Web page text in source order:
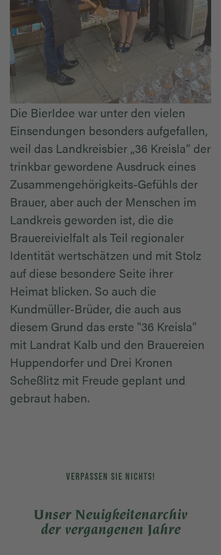
Die BierIdee war unter den vielen
Einsendungen besonders aufgefallen,
weil das Landkreisbier „36 Kreisla“ der
trinkbar gewordene Ausdruck eines
Zusammengehörigkeits-Gefühls der
Brauer, aber auch der Menschen im
Landkreis geworden ist, die die
Brauereivielfalt als Teil regionaler
Identität wertschätzen und mit Stolz
auf diese besondere Seite ihrer
Heimat blicken. So auch die
Kundmüller-Brüder, die auch aus
diesem Grund das erste "36 Kreisla"
mit Landrat Kalb und den Brauereien
Huppendorfer und Drei Kronen
Scheßlitz mit Freude geplant und
gebraut haben.
VERPASSEN SIE NICHTS!
Unser Neuigkeitenarchiv
der vergangenen Jahre